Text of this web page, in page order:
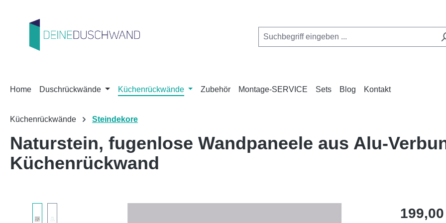
Home Duschrückwände Küchenrückwände Zubehör Montage-SERVICE Sets Blog Kontakt
Küchenrückwände Steindekore
Naturstein, fugenlose Wandpaneele aus Alu-
Küchenrückwand
Regulärer